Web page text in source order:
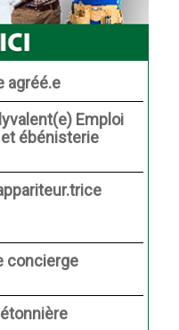
agréé.e
Emploi
ébénisterie
concierge